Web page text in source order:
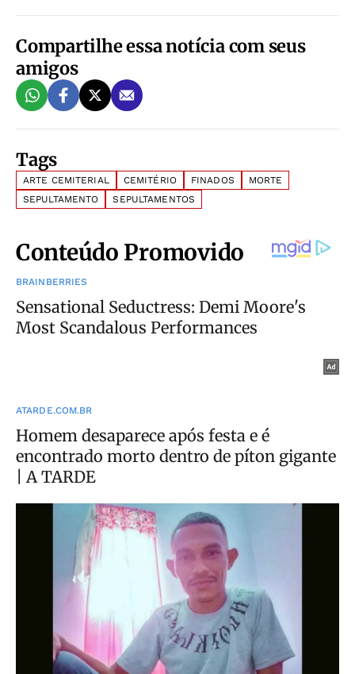
Compartilhe essa notícia com seus
amigos
Tags
ARTE CEMITERIAL CEMITÉRIO FINADOS
MORTE
SEPULTAMENTO
SEPULTAMENTOS